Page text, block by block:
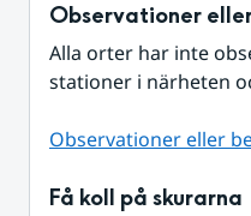
Observationer
Alla orter har inte
stationer i närheten
Observationer eller
Få koll på skurarna